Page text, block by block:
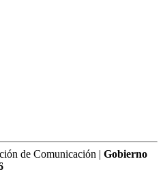
de Comunicación | Gobierno